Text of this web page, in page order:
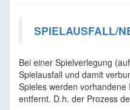
SPIELAUSFALL/
Bei einer Spielverlegung
Spielausfall und damit
Spieles werden
entfernt. D.h. der Prozess